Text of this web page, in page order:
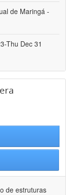
de Maringá -
Thu Dec 31
de estruturas